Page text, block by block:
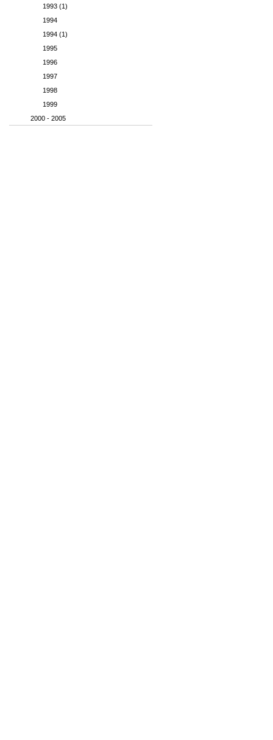
1993 (1)
1994
1994 (1)
1995
1996
1997
1998
1999
2000 - 2005